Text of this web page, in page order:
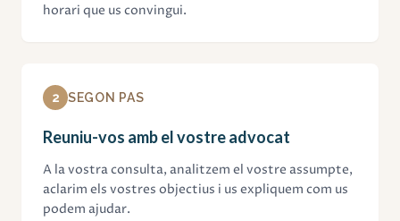
horari que us convingui.
2 SEGON PAS
Reuniu-vos amb el vostre advocat
A la vostra consulta, analitzem el vostre assumpte,
aclarim els vostres objectius i us expliquem com us
podem ajudar.